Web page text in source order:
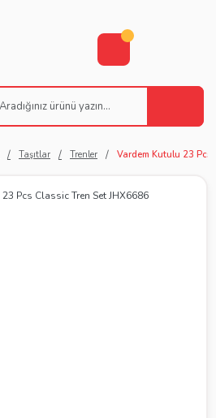
Taşıtlar Trenler Vardem Kutulu 23 Pcs